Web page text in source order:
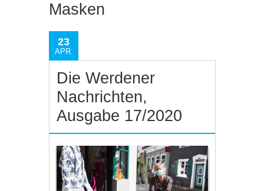
Masken
23
APR.
Die Werdener
Nachrichten,
Ausgabe 17/2020